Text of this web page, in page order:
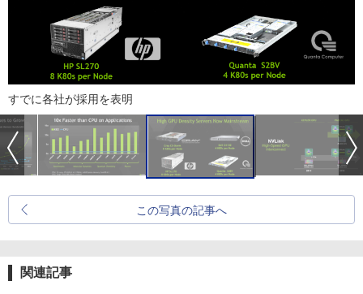
すでに各社が採用を表明
この写真の記事へ
関連記事